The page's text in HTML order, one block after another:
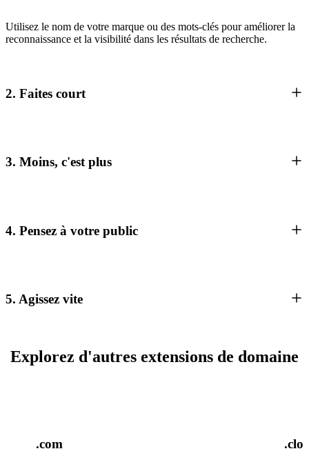
Utilisez le nom de votre marque ou des mots-clés pour améliorer la
reconnaissance et la visibilité dans les résultats de recherche.
2. Faites court
3. Moins, c'est plus
4. Pensez à votre public
5. Agissez vite
Explorez d'autres extensions de domaine
.com